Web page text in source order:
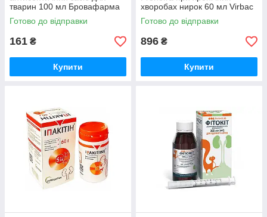
тварин 100 мл Бровафарма
Готово до відправки
161 ₴
Купити
хворобах нирок 60 мл Virbac
Готово до відправки
896 ₴
Купити